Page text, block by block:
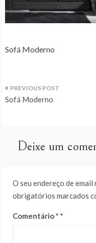
Sofá Moderno
Navegação
artigos
Sofá Moderno
Deixe um
O seu endereço de
obrigatórios marcados
Comentário*